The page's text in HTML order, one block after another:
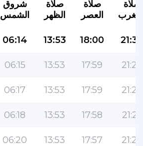
شروق
الشمس
صلاة
الظهر
صلاة
العصر
صلاة
06:14 13:53 18:00 21:30
06:15 13:53 17:59 21:28
06:17 13:53 17:59 21:27
06:18 13:53 17:58 21:25
06:20 13:53 17:57 21:24